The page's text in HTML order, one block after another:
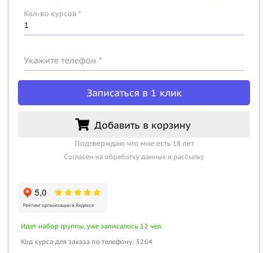
Кол-во курсов *
Укажите телефон *
Записаться в 1 клик
Добавить в корзину
Подтверждаю что мне есть 18 лет
Согласен на обработку данных и рассылку
Идет набор группы, уже записалось 12 чел.
Код курса для заказа по телефону: 3264